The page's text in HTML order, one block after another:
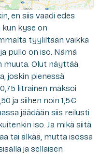
en siis vaadi edes
kyse on
tyyliltään vaikka
pullo on iso. Nämä
Olut näyttää
joskin pienessä
litrainen maksoi
ja siihen noin 1,5€
jäädään siis reilusti
iso. Ja mikä siitä
tai älkää, mutta isossa
ja sellaisen